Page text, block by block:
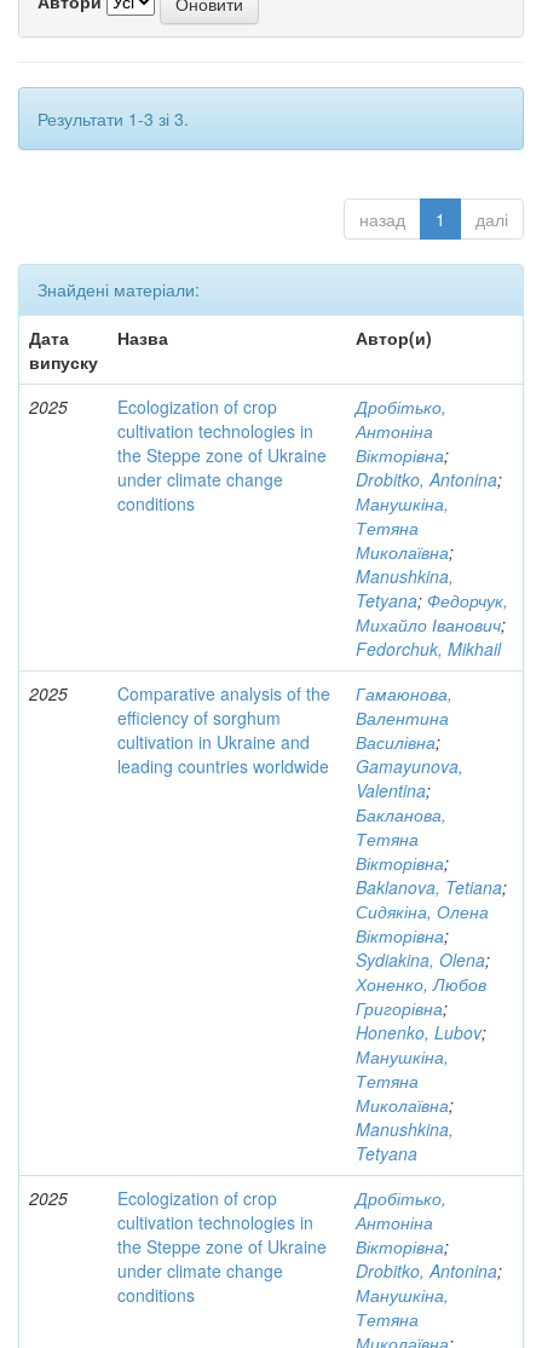
Результати 1-3 зі 3.
назад 1 далі
Знайдені матеріали:
Дата
випуску
Назва Автор(и)
2025
Ecologization of crop
cultivation technologies in
the Steppe zone of Ukraine
under climate change
conditions
Дробітько,
Антоніна
Вікторівна;
Drobitko, Antonina;
Манушкіна,
Тетяна
Миколаївна;
Manushkina,
Tetyana; Федорчук,
Михайло Іванович;
Fedorchuk, Mikhail
2025
Comparative analysis of the
efficiency of sorghum
cultivation in Ukraine and
leading countries worldwide
Гамаюнова,
Валентина
Василівна;
Gamayunova,
Valentina;
Бакланова,
Тетяна
Вікторівна;
Baklanova, Tetiana;
Сидякіна, Олена
Вікторівна;
Sydiakina, Olena;
Хоненко, Любов
Григорівна;
Honenko, Lubov;
Манушкіна,
Тетяна
Миколаївна;
Manushkina,
Tetyana
2025
Ecologization of crop
cultivation technologies in
the Steppe zone of Ukraine
under climate change
conditions
Дробітько,
Антоніна
Вікторівна;
Drobitko, Antonina;
Манушкіна,
Тетяна
Миколаївна;